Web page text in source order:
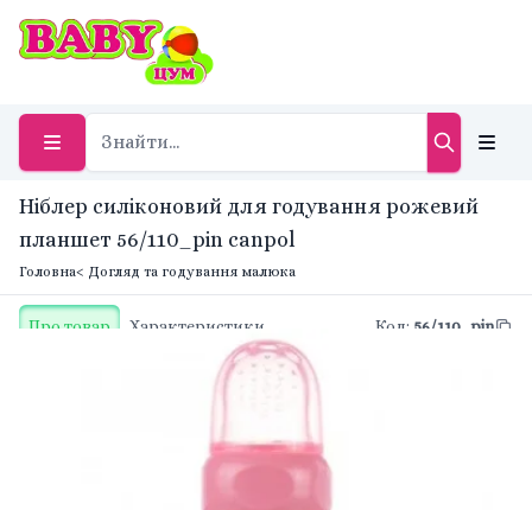
Ніблер силіконовий для годування рожевий
планшет 56/110_pin canpol
Головна< Догляд та годування малюка
Про товар Характеристики Код: 56/110_pin